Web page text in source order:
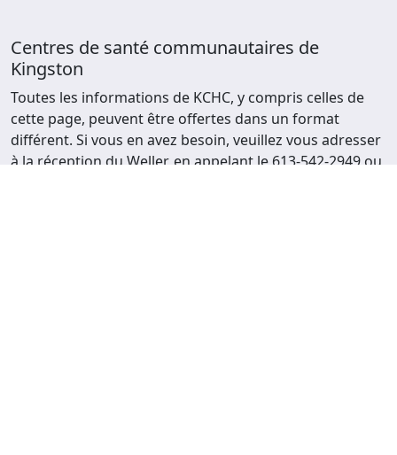
Centres de santé communautaires de
Kingston
Toutes les informations de KCHC, y compris celles de
cette page, peuvent être offertes dans un format
différent. Si vous en avez besoin, veuillez vous adresser
à la réception du Weller, en appelant le 613-542-2949 ou